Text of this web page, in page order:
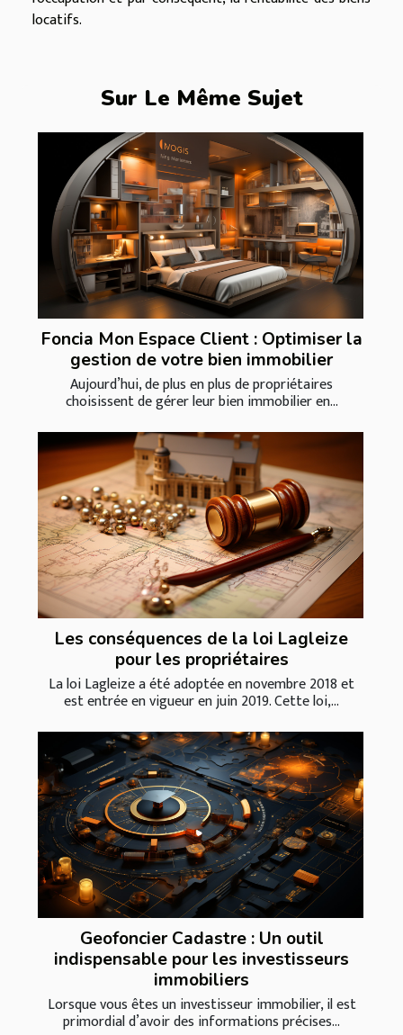
locatifs.
Sur Le Même Sujet
Foncia Mon Espace Client : Optimiser la
gestion de votre bien immobilier
Aujourd’hui, de plus en plus de propriétaires
choisissent de gérer leur bien immobilier en...
Les conséquences de la loi Lagleize
pour les propriétaires
La loi Lagleize a été adoptée en novembre 2018 et
est entrée en vigueur en juin 2019. Cette loi,...
Geofoncier Cadastre : Un outil
indispensable pour les investisseurs
immobiliers
Lorsque vous êtes un investisseur immobilier, il est
primordial d’avoir des informations précises...